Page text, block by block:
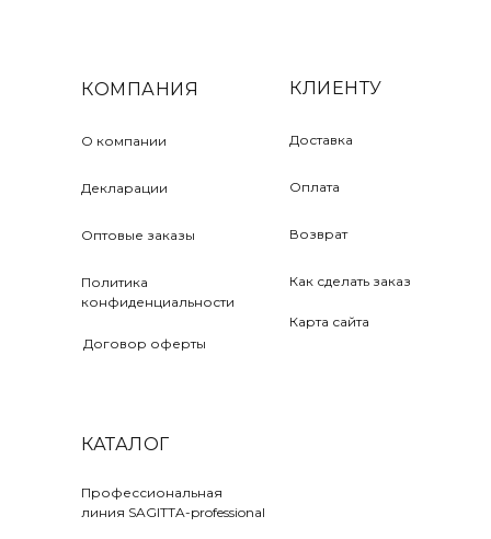
КОМПАНИЯ КЛИЕНТУ
КАТАЛОГ
О компании
Декларации
Оптовые заказы
Политика
конфиденциальности
Доставка
Оплата
Возврат
Как сделать заказ
Профессиональная
линия SAGITTA-professional
Договор оферты
Карта сайта